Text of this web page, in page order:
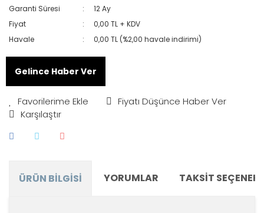
Garanti Süresi
12 Ay
Fiyat
0,00 TL + KDV
Havale
0,00 TL (%2,00 havale indirimi)
Gelince Haber Ver
Fiyatı Düşünce Haber Ver
Karşılaştır
ÜRÜN BILGISI YORUMLAR TAKSIT